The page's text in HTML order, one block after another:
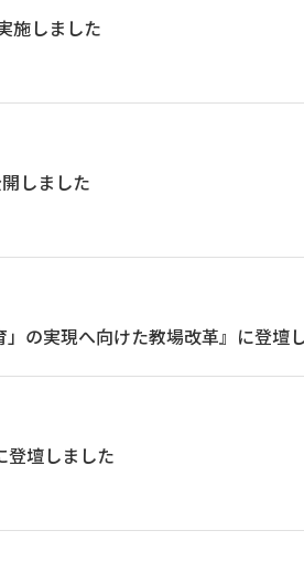
施しました
しました
の実現へ向けた教場改革』に登壇
登壇しました